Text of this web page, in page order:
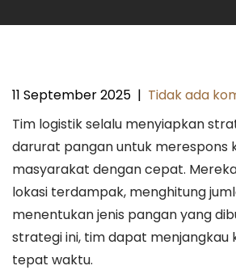
11 September 2025 | Tidak ada
Tim logistik selalu menyiapkan
darurat pangan untuk merespons
masyarakat dengan cepat.
lokasi terdampak, menghitung
menentukan jenis pangan yang
strategi ini, tim dapat menjangkau
tepat waktu.